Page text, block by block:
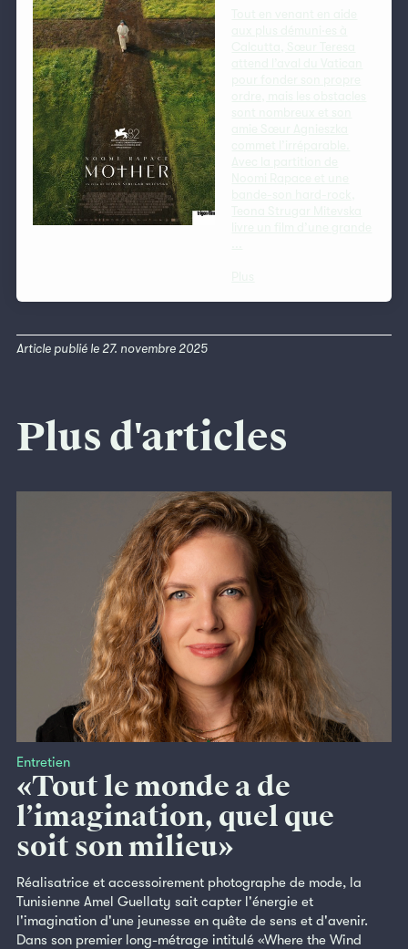
Article publié le 27. novembre 2025
Plus d'articles
Entretien
«Tout le monde a de
l’imagination, quel que
soit son milieu»
Réalisatrice et accessoirement photographe de mode, la
Tunisienne Amel Guellaty sait capter l'énergie et
l'imagination d'une jeunesse en quête de sens et d'avenir.
Dans son premier long-métrage intitulé «Where the Wind